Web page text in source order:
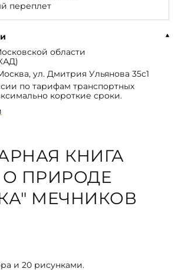
переплет
области
ул. Дмитрия Ульянова 35с1
по тарифам транспортных
короткие сроки.
КНИГА
ПРИРОДЕ
МЕЧНИКОВ
и 20 рисунками.